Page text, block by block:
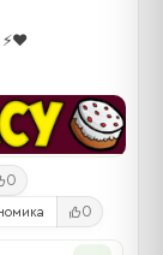
⚡️❤️
0
0